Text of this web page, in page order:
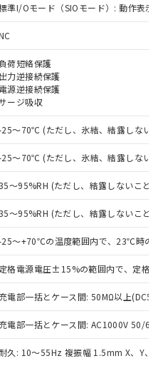
準I/Oモード（SIOモード）: 動作表示
荷短絡保護
出力逆接続保護
電源逆接続保護
ージ吸収
～70℃ (ただし、氷結、結露しないこ
～70℃ (ただし、氷結、結露しないこ
～95%RH (ただし、結露しないこと)
～95%RH (ただし、結露しないこと)
～+70℃の温度範囲内で、23℃時の
定格電源電圧±15%の範囲内で、定格
電部一括とケース間: 50MΩ以上
電部一括とケース間: AC1000V 50/
久: 10～55Hz 複振幅 1.5mm X、Y、Z
だき、同意のうえ
社制御機器事業取扱
況および標準価格
ていただくもので
取扱商品の中には、
外となる商品もある
さい。
準価格照会結果は、
日時点での社内デー
指令（10物質）の
が提供可能な商品で
令（10物質）の非含
替える予定のある
指令（10物質）の
で、対応品を出す予
指令（10物質）の
中または確認中の
など無形物で、有
い商品です。
、非含有部品として
あります。
有率が中国RoHSの
を示します。
有率が中国RoHSの
とを示します。
当社販売部門へお問
社製品のうち、外国
等」という）を輸出